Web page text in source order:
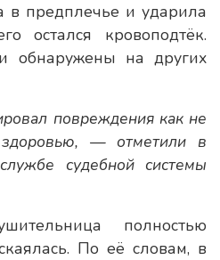
в предплечье и ударила
остался кровоподтёк.
обнаружены на других
повреждения как не
— отметили в
судебной системы
полностью
По её словам, в